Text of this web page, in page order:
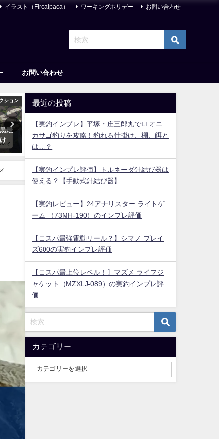
イラスト（Firealpaca） ワーキングホリデー お問い合わせ
お問い合わせ
ション
最
さん』という漫画がアレで万人
にはおすすめできない件
ボックス おすすめ15選【丁
最近の投稿
【実釣インプレ】平塚・庄三郎丸でLTオニ
カサゴ釣りを攻略！釣れる仕掛け、棚、餌と
は…？
【実釣インプレ評価】トルネーダ針結び器は
使える？【手動式針結び器】
【実釣レビュー】24アナリスター ライトゲ
ーム （73MH-190）のインプレ評価
【コスパ最強電動リール？】シマノ プレイ
ズ600の実釣インプレ評価
【コスパ最上位レベル！】マズメ ライフジ
ャケット（MZXLJ-089）の実釣インプレ評
価
カテゴリー